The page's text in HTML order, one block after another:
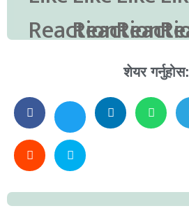
शेयर गर्नुहोस: